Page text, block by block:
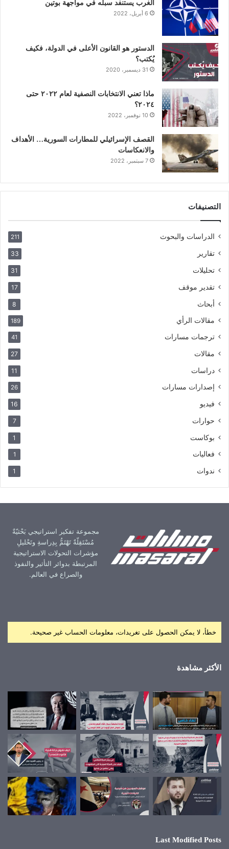
الغرب يستنفد سبله في مواجهة بوتين
6 أبريل، 2022
الدستور هو القانون الأعلى في الدولة، فكيف
يُكتب؟
31 ديسمبر، 2020
ماذا تعني الانتخابات النصفية لعام ٢٠٢٢ حتى
٢٠٢٤؟
10 نوفمبر، 2022
القصف الإسرائيلي للمطارات السورية… الأهداف
والانعكاسات
7 سبتمبر، 2022
التصنيفات
الدراسات والبحوث 211
تقارير 33
تحليلات 31
تقدير موقف 17
أبحاث 8
مقالات الرأي 189
ترجمات مسارات 41
مقالات 27
دراسات 11
إصدارات مسارات 26
فيديو 16
حوارات 7
بوكاست 1
فعاليات 1
ندوات 1
مجموعة تفكير استراتيجي بَحْثيّةٌ
مُسْتَقِلّةٌ تَهْتَمُّ بِدِراسةِ وتَحْليلِ
مؤشرات التحولات الاستراتيجية
المرتبطة بدوائر التأثير والنفوذ
والصراع في العالم.
خطأ، لا يمكن الحصول على تغريدات، معلومات الحساب غير صحيحة.
الأكثر مشاهدة
Last Modified Posts